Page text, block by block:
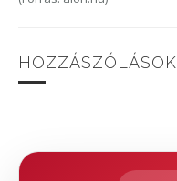
HOZZÁSZÓLÁSOK